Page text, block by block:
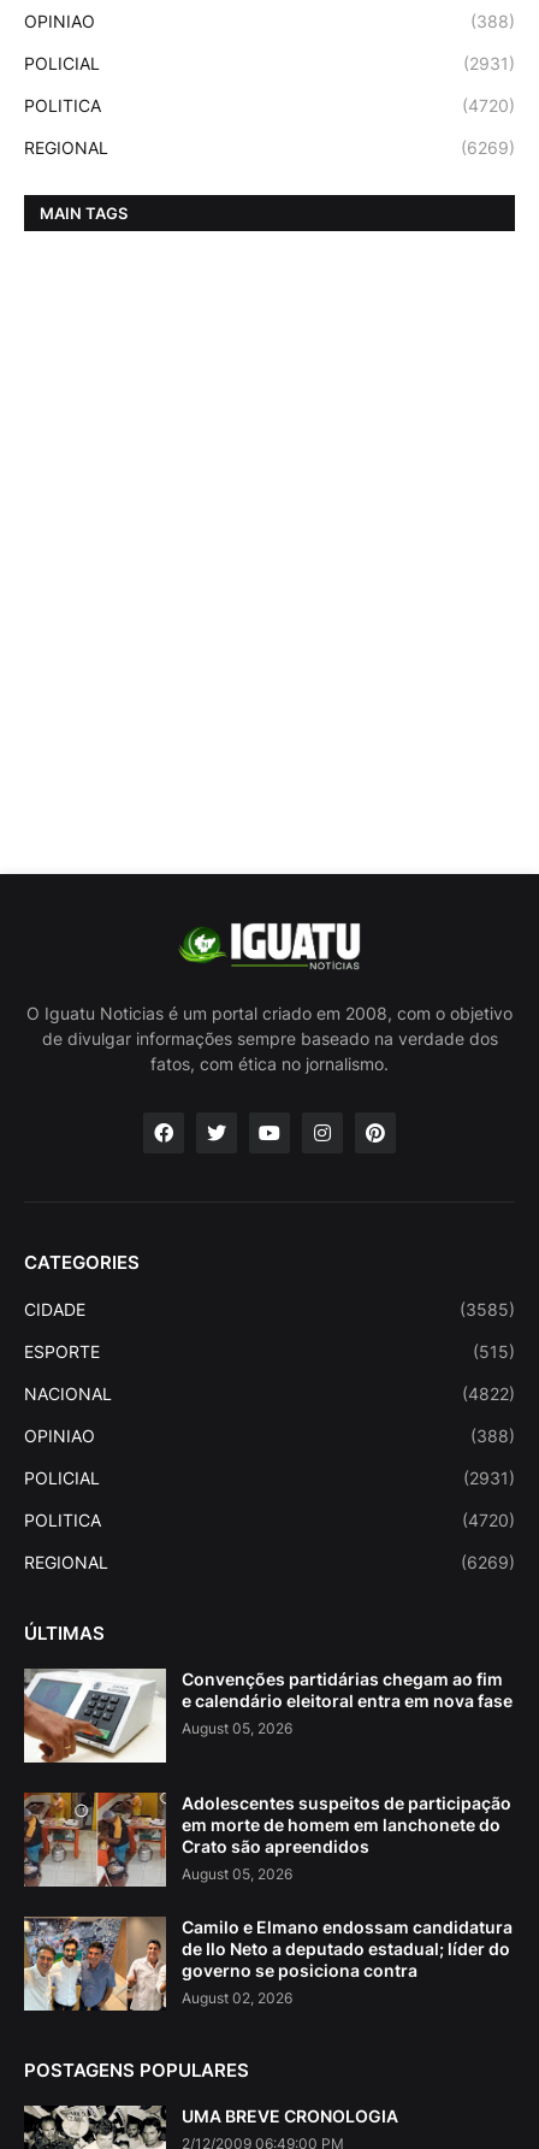
OPINIAO (388)
POLICIAL (2931)
POLITICA (4720)
REGIONAL (6269)
MAIN TAGS
O Iguatu Noticias é um portal criado em 2008, com o objetivo
de divulgar informações sempre baseado na verdade dos
fatos, com ética no jornalismo.
CATEGORIES
CIDADE (3585)
ESPORTE (515)
NACIONAL (4822)
OPINIAO (388)
POLICIAL (2931)
POLITICA (4720)
REGIONAL (6269)
ÚLTIMAS
Convenções partidárias chegam ao fim
e calendário eleitoral entra em nova fase
August 05, 2026
Adolescentes suspeitos de participação
em morte de homem em lanchonete do
Crato são apreendidos
August 05, 2026
Camilo e Elmano endossam candidatura
de Ilo Neto a deputado estadual; líder do
governo se posiciona contra
August 02, 2026
POSTAGENS POPULARES
UMA BREVE CRONOLOGIA
2/12/2009 06:49:00 PM